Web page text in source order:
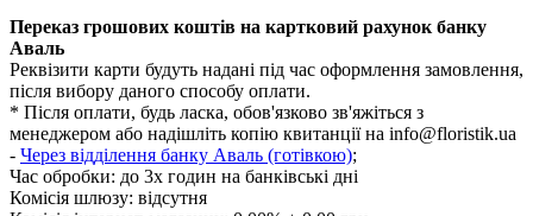
Переказ грошових коштів на картковий рахунок банку
Аваль
Реквізити карти будуть надані під час оформлення замовлення,
після вибору даного способу оплати.
* Після оплати, будь ласка, обов'язково зв'яжіться з
менеджером або надішліть копію квитанції на info@floristik.ua
- Через відділення банку Аваль (готівкою);
Час обробки: до 3х годин на банківські дні
Комісія шлюзу: відсутня